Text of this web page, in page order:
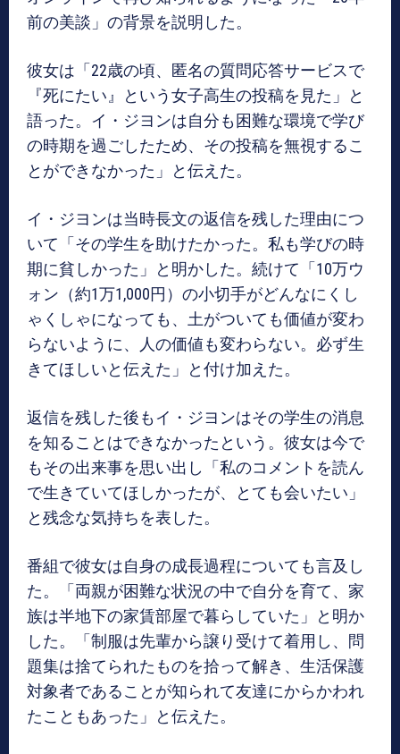
前の美談」の背景を説明した。
彼女は「22歳の頃、匿名の質問応答サービスで
『死にたい』という女子高生の投稿を見た」と
語った。イ・ジヨンは自分も困難な環境で学び
の時期を過ごしたため、その投稿を無視するこ
とができなかった」と伝えた。
イ・ジヨンは当時長文の返信を残した理由につ
いて「その学生を助けたかった。私も学びの時
期に貧しかった」と明かした。続けて「10万ウ
ォン（約1万1,000円）の小切手がどんなにくし
ゃくしゃになっても、土がついても価値が変わ
らないように、人の価値も変わらない。必ず生
きてほしいと伝えた」と付け加えた。
返信を残した後もイ・ジヨンはその学生の消息
を知ることはできなかったという。彼女は今で
もその出来事を思い出し「私のコメントを読ん
で生きていてほしかったが、とても会いたい」
と残念な気持ちを表した。
番組で彼女は自身の成長過程についても言及し
た。「両親が困難な状況の中で自分を育て、家
族は半地下の家賃部屋で暮らしていた」と明か
した。「制服は先輩から譲り受けて着用し、問
題集は捨てられたものを拾って解き、生活保護
対象者であることが知られて友達にからかわれ
たこともあった」と伝えた。